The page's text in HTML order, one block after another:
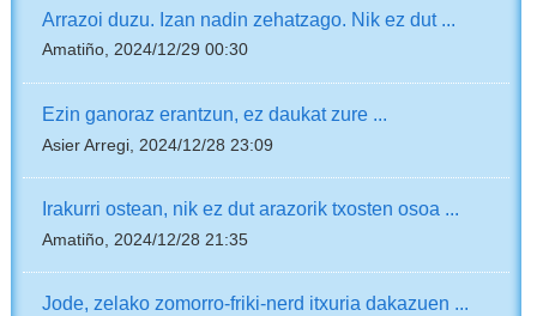
Arrazoi duzu. Izan nadin zehatzago. Nik ez dut ...
Amatiño, 2024/12/29 00:30
Ezin ganoraz erantzun, ez daukat zure ...
Asier Arregi, 2024/12/28 23:09
Irakurri ostean, nik ez dut arazorik txosten osoa ...
Amatiño, 2024/12/28 21:35
Jode, zelako zomorro-friki-nerd itxuria dakazuen ...